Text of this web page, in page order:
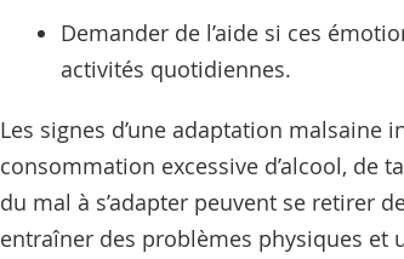
Demander de l’aide si ces
activités quotidiennes.
Les signes d’une adaptation
consommation excessive d’alcool, de
du mal à s’adapter peuvent se retirer
entraîner des problèmes physiques et